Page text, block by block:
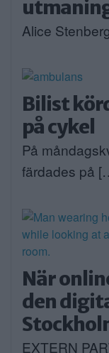
Alice
Bilist
på cykel
På
färdades på
När
den
EXTERN